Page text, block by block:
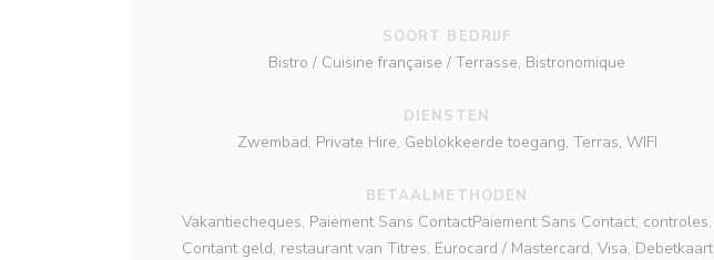
SOORT BEDRIJF
Bistro / Cuisine française / Terrasse, Bistronomique
DIENSTEN
Zwembad, Private Hire, Geblokkeerde toegang, Terras, WIFI
BETAALMETHODEN
Vakantiecheques, Paiement Sans ContactPaiement Sans Contact, controles,
Contant geld, restaurant van Titres, Eurocard / Mastercard, Visa, Debetkaart